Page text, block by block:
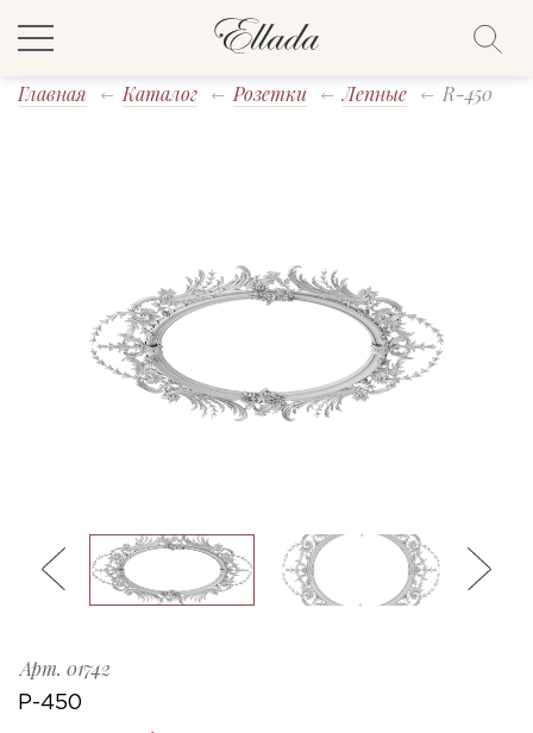
Главная Каталог Розетки Лепные R-450
Арт. 01742
Р-450